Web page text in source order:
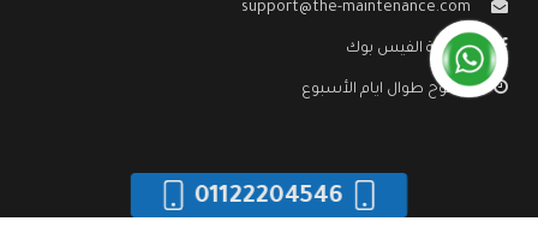
support@the-maintenance.com
صفحة الفيس بوك
مفتوح طوال ايام الأسبوع
01122204546